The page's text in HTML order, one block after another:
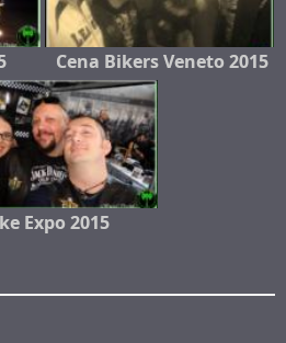
Cena Bikers Veneto 2015
Expo 2015